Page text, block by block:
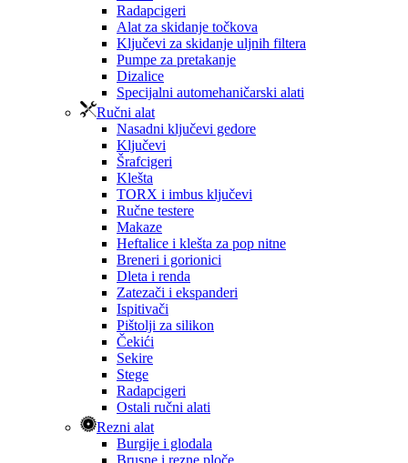
Radapcigeri
Alat za skidanje točkova
Ključevi za skidanje uljnih filtera
Pumpe za pretakanje
Dizalice
Specijalni automehaničarski alati
Ručni alat
Nasadni ključevi gedore
Ključevi
Šrafcigeri
Klešta
TORX i imbus ključevi
Ručne testere
Makaze
Heftalice i klešta za pop nitne
Breneri i gorionici
Dleta i renda
Zatezači i ekspanderi
Ispitivači
Pištolji za silikon
Čekići
Sekire
Stege
Radapcigeri
Ostali ručni alati
Rezni alat
Burgije i glodala